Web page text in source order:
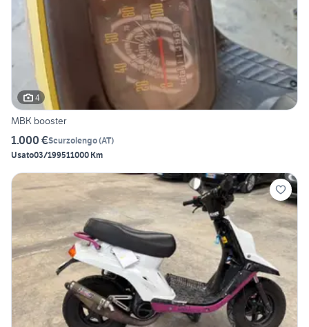
4
MBK booster
1.000 €Scurzolengo(AT)
Usato03/199511000 Km